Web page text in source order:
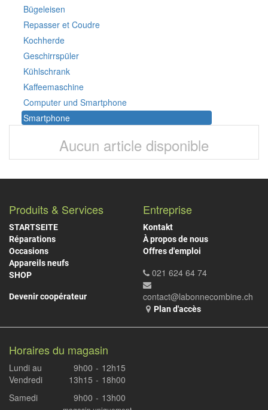
Bügeleisen
Repasser et Coudre
Kochherde
Geschirrspüler
Kühlschrank
Kaffeemaschine
Computer und Smartphone
Smartphone
Aucun article disponible
Produits & Services
STARTSEITE
Réparations
Occasions
Appareils neufs
SHOP
Devenir coopérateur
Entreprise
Kontakt
À propos de nous
Offres d'emploi
021 624 64 74
contact@labonnecombine.ch
Plan d'accès
Horaires du magasin
Lundi au
Vendredi
9h00
13h15
-
-
12h15
18h00
Samedi
9h00 - 13h00